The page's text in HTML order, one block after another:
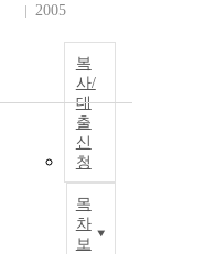
2005
복
사/
대
출
신
청
목
차
보